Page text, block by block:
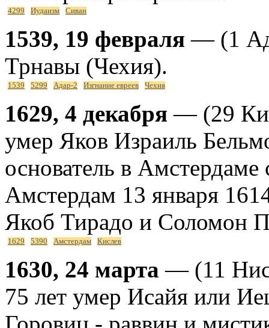
4299 Иудаизм Сиван
1539, 19 февраля — (1
Трнавы (Чехия).
1539 5299 Адар-2 Изгнание евреев Чехия
1629, 4 декабря — (29
умер Яков Израиль
основатель в
Амстердам 13 января
Якоб Тирадо и Соломон
1629 5390 Амстердам Кислев
1630, 24 марта — (11
75 лет умер Исайя или